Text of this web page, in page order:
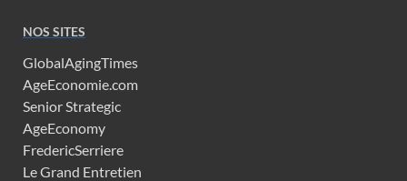
NOS SITES
GlobalAgingTimes
AgeEconomie.com
Senior Strategic
AgeEconomy
FredericSerriere
Le Grand Entretien